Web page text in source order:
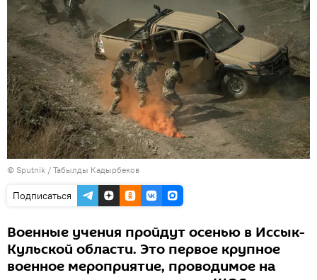
© Sputnik / Табылды Кадырбеков
Подписаться
Военные учения пройдут осенью в Иссык-
Кульской области. Это первое крупное
военное мероприятие, проводимое на